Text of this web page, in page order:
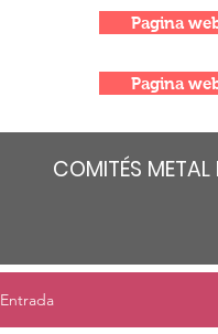
COMITÉS
Pagina
Pagina
Entrada